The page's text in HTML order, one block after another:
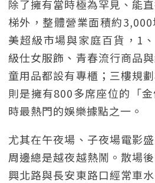
除了擁有當時極為罕見、能
梯外，整體營業面積約
美超級市場與家庭百貨，1
級仕女服飾、青春流行商品
童用品都設有專櫃；三樓規
則是擁有800多席座位的「
時最熱門的娛樂據點之一。
尤其在午夜場、子夜場電影
周邊總是越夜越熱鬧。散場
興北路與長安東路口經常車